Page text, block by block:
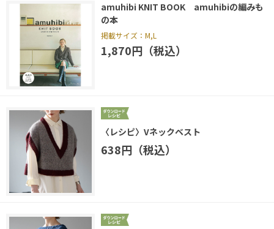
amuhibi KNIT BOOK amuhibiの編みも
の本
掲載サイズ：M,L
1,870円（税込）
〈レシピ〉Vネックベスト
638円（税込）